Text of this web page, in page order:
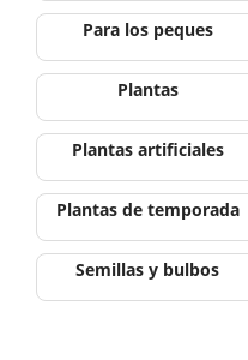
Para los peques
Plantas
Plantas artificiales
Plantas de temporada
Semillas y bulbos